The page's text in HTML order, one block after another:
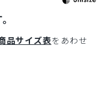
品サイズ表をあわせ